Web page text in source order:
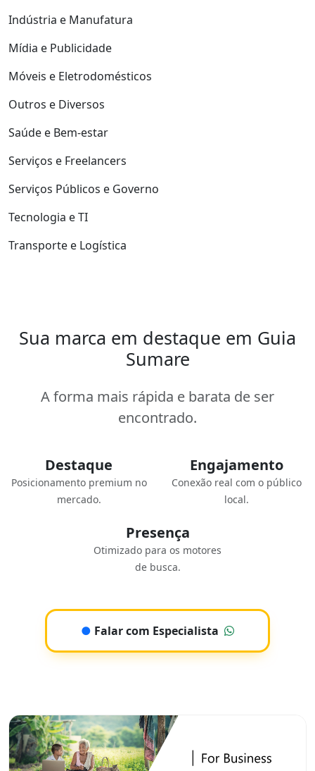
Indústria e Manufatura
Mídia e Publicidade
Móveis e Eletrodomésticos
Outros e Diversos
Saúde e Bem-estar
Serviços e Freelancers
Serviços Públicos e Governo
Tecnologia e TI
Transporte e Logística
Sua marca em destaque em Guia
Sumare
A forma mais rápida e barata de ser
encontrado.
Destaque
Posicionamento premium no
mercado.
Engajamento
Conexão real com o público
local.
Presença
Otimizado para os motores
de busca.
● Falar com Especialista